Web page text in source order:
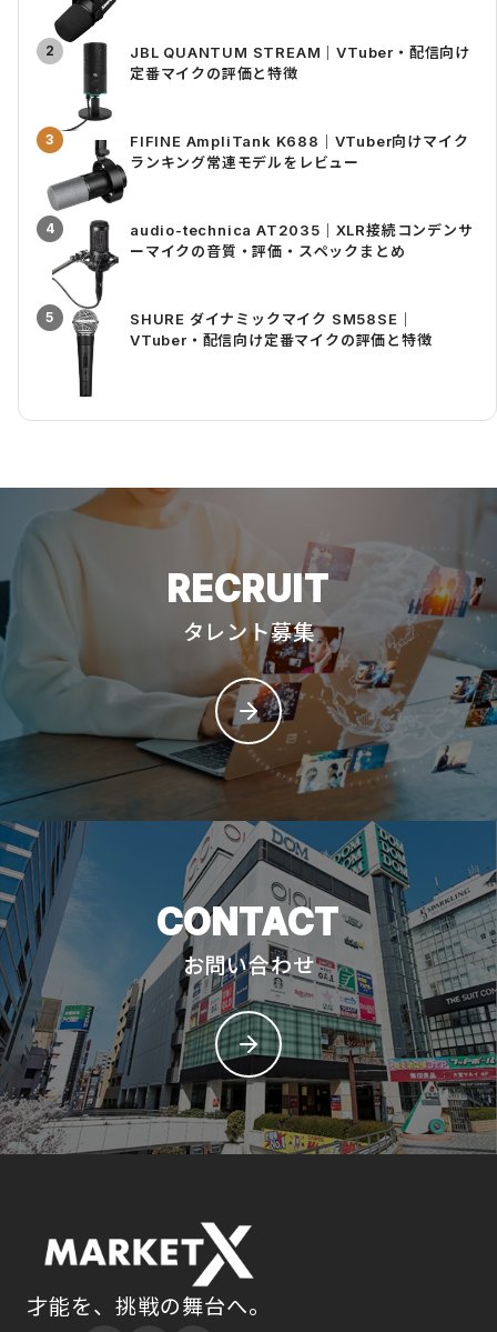
2
JBL QUANTUM STREAM｜VTuber・配信向け
定番マイクの評価と特徴
3
FIFINE AmpliTank K688｜VTuber向けマイク
ランキング常連モデルをレビュー
4
audio-technica AT2035｜XLR接続コンデンサ
ーマイクの音質・評価・スペックまとめ
5
SHURE ダイナミックマイク SM58SE｜
VTuber・配信向け定番マイクの評価と特徴
RECRUIT
タレント募集
CONTACT
お問い合わせ
才能を、挑戦の舞台へ。